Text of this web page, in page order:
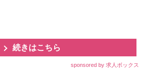
続きはこちら
sponsored by 求人ボックス